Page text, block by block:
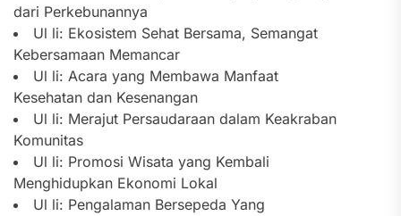
dari Perkebunannya
Ul li: Ekosistem Sehat Bersama, Semangat
Kebersamaan Memancar
Ul li: Acara yang Membawa Manfaat
Kesehatan dan Kesenangan
Ul li: Merajut Persaudaraan dalam Keakraban
Komunitas
Ul li: Promosi Wisata yang Kembali
Menghidupkan Ekonomi Lokal
Ul li: Pengalaman Bersepeda Yang